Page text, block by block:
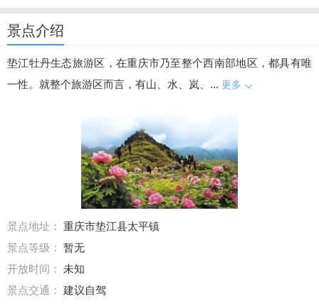
景点介绍
垫江牡丹生态旅游区，在重庆市乃至整个西南部地区，都具有唯
一性。就整个旅游区而言，有山、水、岚、... 更多
景点地址： 重庆市垫江县太平镇
景点等级： 暂无
开放时间： 未知
景点交通： 建议自驾